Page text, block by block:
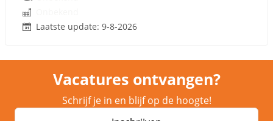
Laatste update: 9-8-2026
Vacatures ontvangen?
Schrijf je in en blijf op de hoogte!